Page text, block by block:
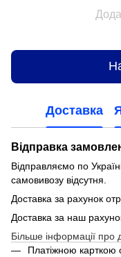
Доставка
Відправка
Відправляємо по
самовивозу відсутня.
Доставка за рахунок
Доставка за наш
Більше інформації про
Платіжною карткою